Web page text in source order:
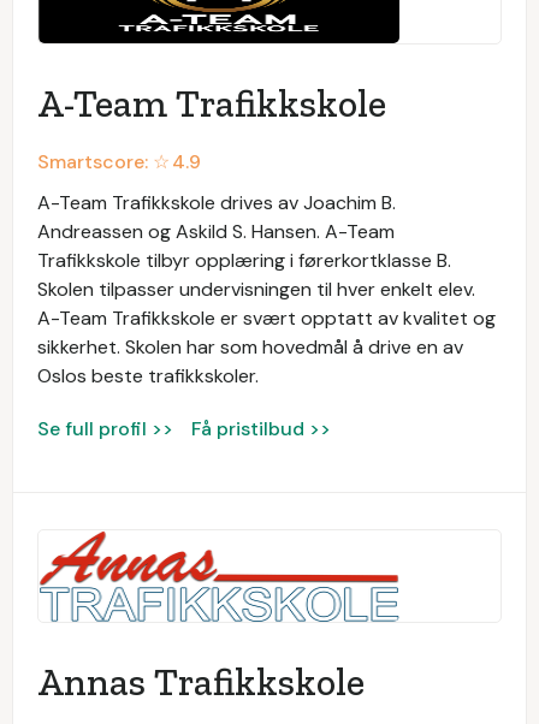
A-Team Trafikkskole
Smartscore: ☆4.9
A-Team Trafikkskole drives av Joachim B.
Andreassen og Askild S. Hansen. A-Team
Trafikkskole tilbyr opplæring i førerkortklasse B.
Skolen tilpasser undervisningen til hver enkelt elev.
A-Team Trafikkskole er svært opptatt av kvalitet og
sikkerhet. Skolen har som hovedmål å drive en av
Oslos beste trafikkskoler.
Se full profil >> Få pristilbud >>
Annas Trafikkskole